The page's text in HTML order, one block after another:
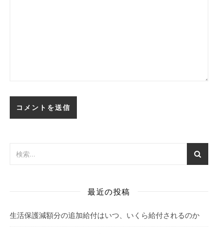
最近の投稿
生活保護減額分の追加給付はいつ、いくら給付されるのか